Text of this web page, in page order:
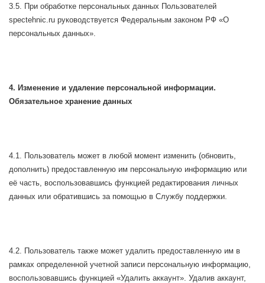
3.5. При обработке персональных данных Пользователей
spectehnic.ru руководствуется Федеральным законом РФ «О
персональных данных».
4. Изменение и удаление персональной информации.
Обязательное хранение данных
4.1. Пользователь может в любой момент изменить (обновить,
дополнить) предоставленную им персональную информацию или
её часть, воспользовавшись функцией редактирования личных
данных или обратившись за помощью в Службу поддержки.
4.2. Пользователь также может удалить предоставленную им в
рамках определенной учетной записи персональную информацию,
воспользовавшись функцией «Удалить аккаунт». Удалив аккаунт,